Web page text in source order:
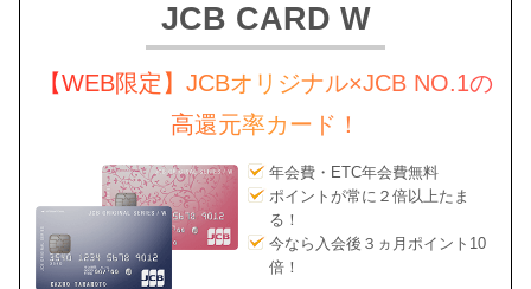
JCB CARD W
【WEB限定】JCBオリジナル×JCB NO.1の
高還元率カード！
年会費・ETC年会費無料
ポイントが常に２倍以上たま
る！
今なら入会後３ヵ月ポイント10
倍！